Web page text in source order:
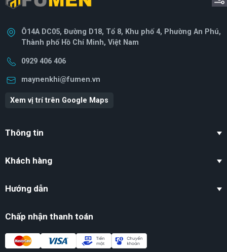
Ô14A DC05, Đường D18, Tổ 8, Khu phố 4, Phường An Phú,
Thành phố Hồ Chí Minh, Việt Nam
0929 406 406
maynenkhi@fumen.vn
Xem vị trí trên Google Maps
Thông tin
Khách hàng
Hướng dẫn
Chấp nhận thanh toán